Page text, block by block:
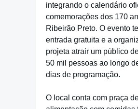
integrando o calendário
comemorações dos 170
Ribeirão Preto. O evento
entrada gratuita e a
projeta atrair um público
50 mil pessoas ao longo
dias de programação.
O local conta com praça